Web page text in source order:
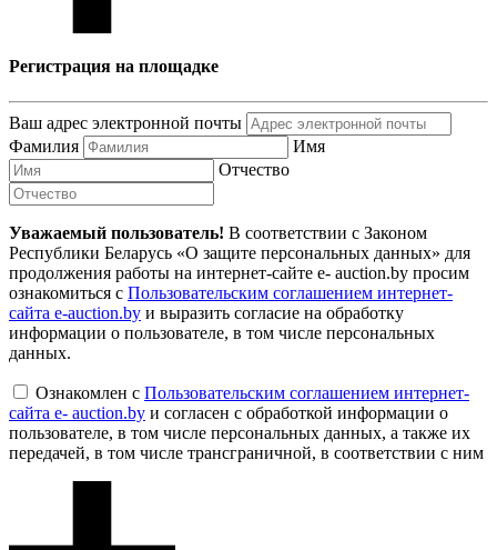
Регистрация на площадке
Ваш адрес электронной почты
Фамилия
Имя
Отчество
Уважаемый пользователь! В соответствии с Законом
Республики Беларусь «О защите персональных данных» для
продолжения работы на интернет-сайте e- auction.by просим
ознакомиться с Пользовательским соглашением интернет-
сайта e-auction.by и выразить согласие на обработку
информации о пользователе, в том числе персональных
данных.
Ознакомлен с Пользовательским соглашением интернет-
сайта e- auction.by и согласен с обработкой информации о
пользователе, в том числе персональных данных, а также их
передачей, в том числе трансграничной, в соответствии с ним